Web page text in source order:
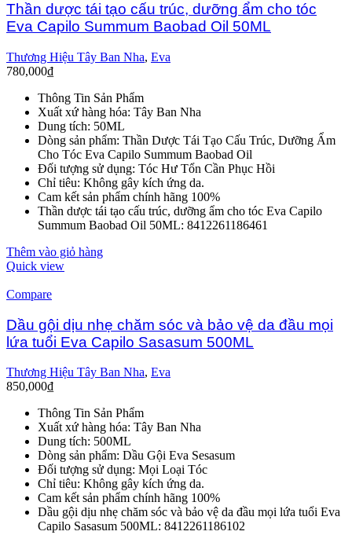
Thần dược tái tạo cấu trúc, dưỡng ẩm cho tóc
Eva Capilo Summum Baobad Oil 50ML
Thương Hiệu Tây Ban Nha, Eva
780,000₫
Thông Tin Sản Phẩm
Xuất xứ hàng hóa: Tây Ban Nha
Dung tích: 50ML
Dòng sản phẩm: Thần Dược Tái Tạo Cấu Trúc, Dưỡng Ẩm
Cho Tóc Eva Capilo Summum Baobad Oil
Đối tượng sử dụng: Tóc Hư Tổn Cần Phục Hồi
Chỉ tiêu: Không gây kích ứng da.
Cam kết sản phẩm chính hãng 100%
Thần dược tái tạo cấu trúc, dưỡng ẩm cho tóc Eva Capilo
Summum Baobad Oil 50ML: 8412261186461
Thêm vào giỏ hàng
Quick view
Compare
Dầu gội dịu nhẹ chăm sóc và bảo vệ da đầu mọi
lứa tuổi Eva Capilo Sasasum 500ML
Thương Hiệu Tây Ban Nha, Eva
850,000₫
Thông Tin Sản Phẩm
Xuất xứ hàng hóa: Tây Ban Nha
Dung tích: 500ML
Dòng sản phẩm: Dầu Gội Eva Sesasum
Đối tượng sử dụng: Mọi Loại Tóc
Chỉ tiêu: Không gây kích ứng da.
Cam kết sản phẩm chính hãng 100%
Dầu gội dịu nhẹ chăm sóc và bảo vệ da đầu mọi lứa tuổi Eva
Capilo Sasasum 500ML: 8412261186102